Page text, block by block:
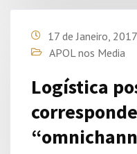
17 de Janeiro, 2017
APOL nos Media
Logística